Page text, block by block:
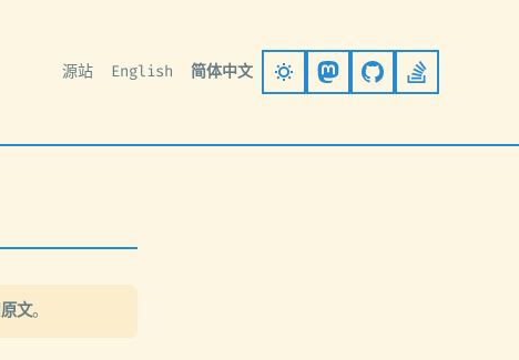
源站 English 简体中文 Follow onGo to GitHub
Stack
原文。